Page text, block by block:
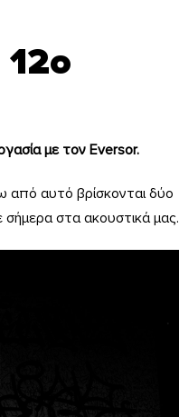
με τον Eversor.
από αυτό βρίσκονται δύο
στα ακουστικά μας.